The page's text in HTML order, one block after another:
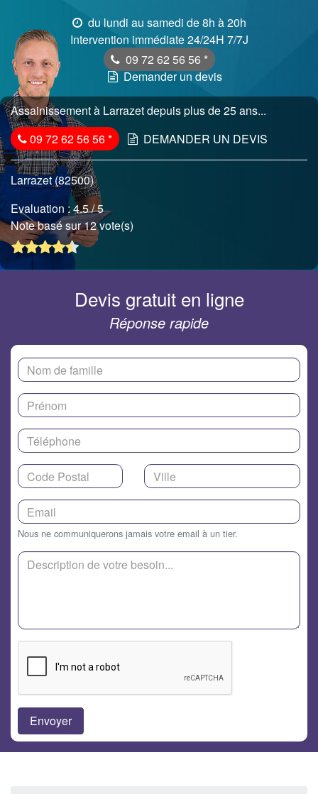
du lundi au samedi de 8h à 20h
Intervention immédiate 24/24H 7/7J
09 72 62 56 56 *
Demander un devis
Assainissement à Larrazet depuis plus de 25 ans...
09 72 62 56 56* DEMANDER UN DEVIS
Larrazet (82500)
Evaluation :4.5/ 5
Note basé sur 12 vote(s)
Devis gratuit en ligne
Réponse rapide
Nous ne communiquerons jamais votre email à un tier.